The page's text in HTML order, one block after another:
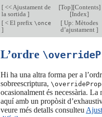
[<< Ajustament de
la sortida ]
[Top][Contents]
[Index]
[< El prefix \once
]
[ Up: Mètodes
d’ajustament]
L’ordre
Hi ha una altra forma per a
sobreescriptura,
ocasionalment és necessària. La
aquí amb un propòsit
veure més detalls consulteu